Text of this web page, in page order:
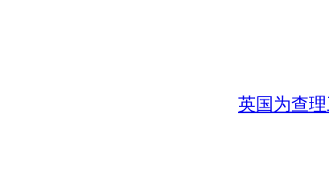
英国为查